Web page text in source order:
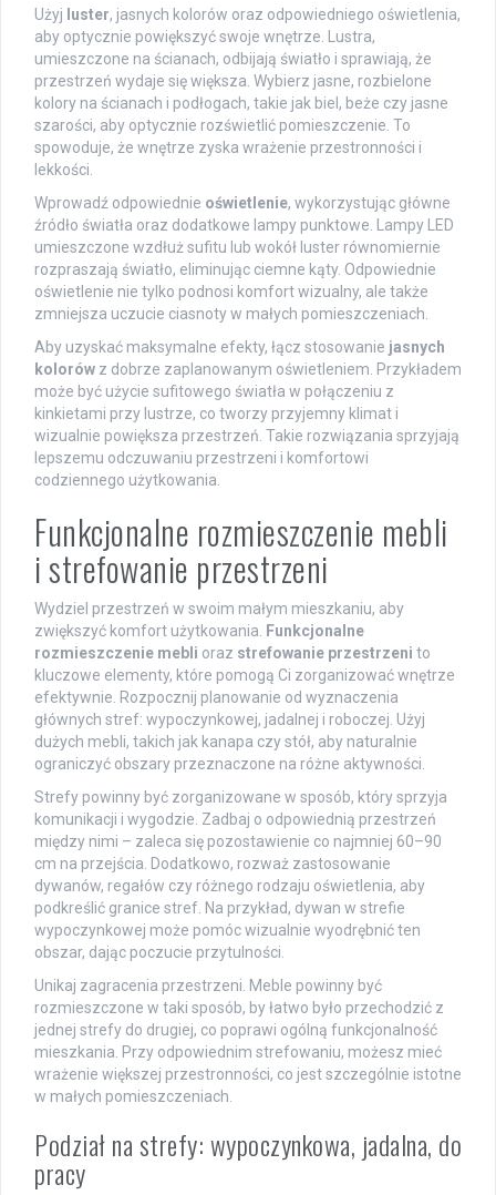
Użyj luster, jasnych kolorów oraz odpowiedniego oświetlenia,
aby optycznie powiększyć swoje wnętrze. Lustra,
umieszczone na ścianach, odbijają światło i sprawiają, że
przestrzeń wydaje się większa. Wybierz jasne, rozbielone
kolory na ścianach i podłogach, takie jak biel, beże czy jasne
szarości, aby optycznie rozświetlić pomieszczenie. To
spowoduje, że wnętrze zyska wrażenie przestronności i
lekkości.
Wprowadź odpowiednie oświetlenie, wykorzystując główne
źródło światła oraz dodatkowe lampy punktowe. Lampy LED
umieszczone wzdłuż sufitu lub wokół luster równomiernie
rozpraszają światło, eliminując ciemne kąty. Odpowiednie
oświetlenie nie tylko podnosi komfort wizualny, ale także
zmniejsza uczucie ciasnoty w małych pomieszczeniach.
Aby uzyskać maksymalne efekty, łącz stosowanie jasnych
kolorów z dobrze zaplanowanym oświetleniem. Przykładem
może być użycie sufitowego światła w połączeniu z
kinkietami przy lustrze, co tworzy przyjemny klimat i
wizualnie powiększa przestrzeń. Takie rozwiązania sprzyjają
lepszemu odczuwaniu przestrzeni i komfortowi
codziennego użytkowania.
Funkcjonalne rozmieszczenie mebli
i strefowanie przestrzeni
Wydziel przestrzeń w swoim małym mieszkaniu, aby
zwiększyć komfort użytkowania.
Funkcjonalne
rozmieszczenie mebli oraz strefowanie przestrzeni to
kluczowe elementy, które pomogą Ci zorganizować wnętrze
efektywnie. Rozpocznij planowanie od wyznaczenia
głównych stref: wypoczynkowej, jadalnej i roboczej. Użyj
dużych mebli, takich jak kanapa czy stół, aby naturalnie
ograniczyć obszary przeznaczone na różne aktywności.
Strefy powinny być zorganizowane w sposób, który sprzyja
komunikacji i wygodzie. Zadbaj o odpowiednią przestrzeń
między nimi – zaleca się pozostawienie co najmniej 60–90
cm na przejścia. Dodatkowo, rozważ zastosowanie
dywanów, regałów czy różnego rodzaju oświetlenia, aby
podkreślić granice stref. Na przykład, dywan w strefie
wypoczynkowej może pomóc wizualnie wyodrębnić ten
obszar, dając poczucie przytulności.
Unikaj zagracenia przestrzeni. Meble powinny być
rozmieszczone w taki sposób, by łatwo było przechodzić z
jednej strefy do drugiej, co poprawi ogólną funkcjonalność
mieszkania. Przy odpowiednim strefowaniu, możesz mieć
wrażenie większej przestronności, co jest szczególnie istotne
w małych pomieszczeniach.
Podział na strefy: wypoczynkowa, jadalna, do
pracy